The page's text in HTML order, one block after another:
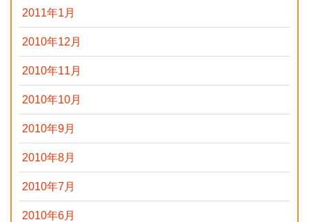
2011年1月
2010年12月
2010年11月
2010年10月
2010年9月
2010年8月
2010年7月
2010年6月